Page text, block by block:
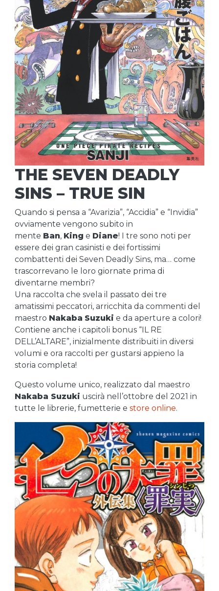
THE SEVEN DEADLY
SINS – TRUE SIN
Quando si pensa a “Avarizia”, “Accidia” e “Invidia”
ovviamente vengono subito in
mente Ban, King e Diane! I tre sono noti per
essere dei gran casinisti e dei fortissimi
combattenti dei Seven Deadly Sins, ma… come
trascorrevano le loro giornate prima di
diventarne membri?
Una raccolta che svela il passato dei tre
amatissimi peccatori, arricchita da commenti del
maestro Nakaba Suzuki e da aperture a colori!
Contiene anche i capitoli bonus “IL RE
DELL’ALTARE”, inizialmente distribuiti in diversi
volumi e ora raccolti per gustarsi appieno la
storia completa!
Questo volume unico, realizzato dal maestro
Nakaba Suzuki uscirà nell’ottobre del 2021 in
tutte le librerie, fumetterie e store online.